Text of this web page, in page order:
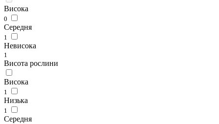
Висока
0
Середня
1
Невисока
1
Висота рослини
Висока
1
Низька
1
Середня